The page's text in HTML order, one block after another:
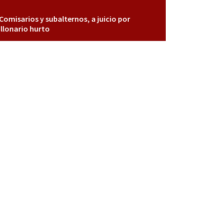
y subalternos, a juicio por
hurto